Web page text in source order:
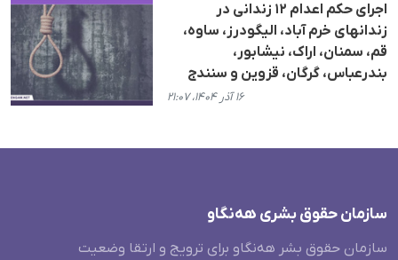
اجرای حکم اعدام ١٢ زندانی در
زندانهای خرم آباد، الیگودرز، ساوه،
قم، سمنان، اراک، نیشابور،
بندرعباس، گرگان، قزوین و سنندج
۱۶ آذر ۱۴۰۴، ۲۱:۰۷
سازمان حقوق بشری هەنگاو
سازمان حقوق بشر هه‌نگاو برای ترویج و ارتقا وضعیت